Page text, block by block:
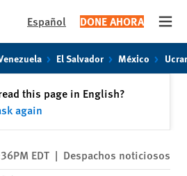
Español DONE AHORA
El Salvador México
this page in English?
again
EDT | Despachos noticiosos